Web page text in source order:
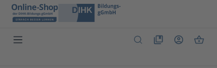
Zum Hauptinhalt springen
Du hast 0 Produkte